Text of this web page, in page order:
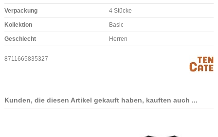
Verpackung 4 Stücke
Kollektion Basic
Geschlecht Herren
8711665835327
Kunden, die diesen Artikel gekauft haben, kauften auch ...